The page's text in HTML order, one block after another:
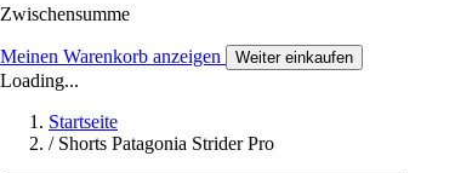
Zwischensumme
Meinen Warenkorb anzeigen Weiter einkaufen
Loading...
Startseite
/ Shorts Patagonia Strider Pro